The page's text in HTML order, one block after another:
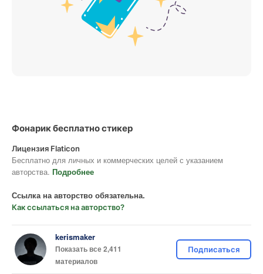
Фонарик бесплатно стикер
Лицензия Flaticon
Бесплатно для личных и коммерческих целей с указанием
авторства. Подробнее
Ссылка на авторство обязательна.
Как ссылаться на авторство?
kerismaker
Показать все 2,411
материалов
Подписаться